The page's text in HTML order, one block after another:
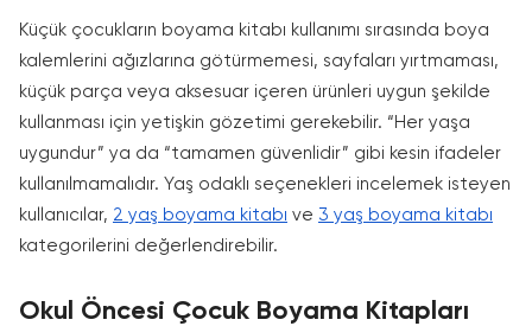
Küçük çocukların boyama kitabı kullanımı sırasında boya
kalemlerini ağızlarına götürmemesi, sayfaları yırtmaması,
küçük parça veya aksesuar içeren ürünleri uygun şekilde
kullanması için yetişkin gözetimi gerekebilir. “Her yaşa
uygundur” ya da “tamamen güvenlidir” gibi kesin ifadeler
kullanılmamalıdır. Yaş odaklı seçenekleri incelemek isteyen
kullanıcılar, 2 yaş boyama kitabı ve 3 yaş boyama kitabı
kategorilerini değerlendirebilir.
Okul Öncesi Çocuk Boyama Kitapları